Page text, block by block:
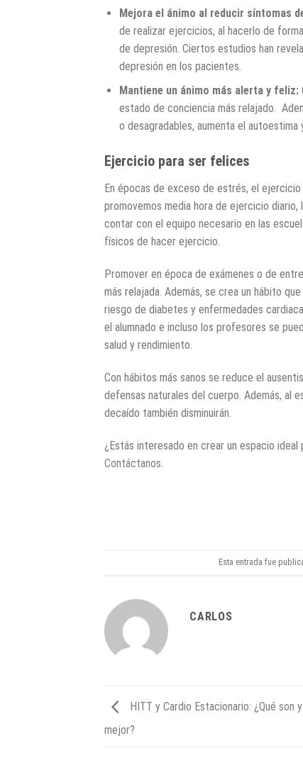
Mejora el ánimo al reducir síntomas
de realizar ejercicios, al hacerlo de
de depresión. Ciertos estudios han
depresión en los pacientes.
Mantiene un ánimo más alerta y feliz:
estado de conciencia más relajado.
o desagradables, aumenta el
Ejercicio para ser felices
En épocas de exceso de estrés, el
promovemos media hora de ejercicio diario,
contar con el equipo necesario en las
físicos de hacer ejercicio.
Promover en época de exámenes o de
más relajada. Además, se crea un hábito
riesgo de diabetes y enfermedades
el alumnado e incluso los profesores se
salud y rendimiento.
Con hábitos más sanos se reduce el
defensas naturales del cuerpo. Además, al
decaído también disminuirán.
¿Estás interesado en crear un espacio
Contáctanos
Esta entrada fue
CARLOS
HITT y Cardio Estacionario: ¿Qué son
mejor?